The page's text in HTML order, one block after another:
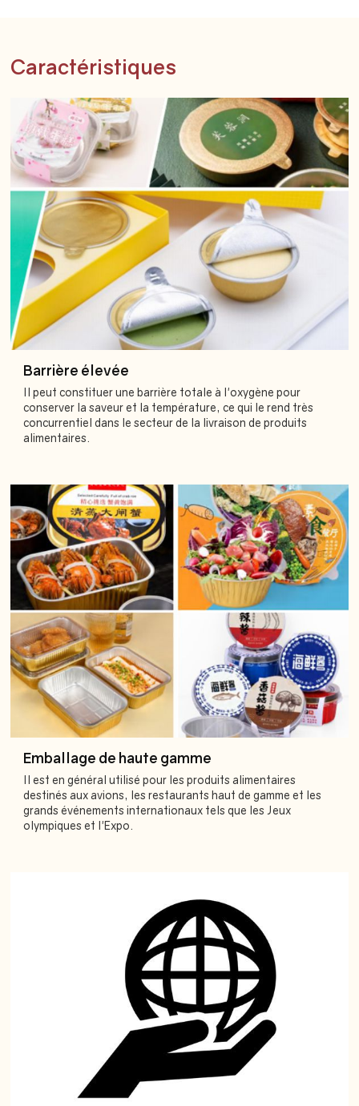
Caractéristiques
Barrière élevée
Il peut constituer une barrière totale à l'oxygène pour
conserver la saveur et la température, ce qui le rend très
concurrentiel dans le secteur de la livraison de produits
alimentaires.
Emballage de haute gamme
Il est en général utilisé pour les produits alimentaires
destinés aux avions, les restaurants haut de gamme et les
grands événements internationaux tels que les Jeux
olympiques et l'Expo.